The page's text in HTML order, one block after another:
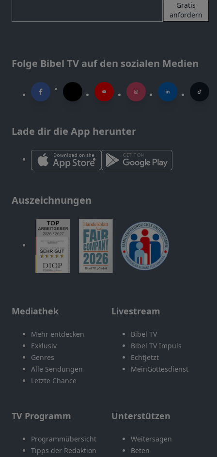
Gratis
anfordern
Folge Bibel TV auf den sozialen Medien
Lade dir die App herunter
Auszeichnungen
Mediathek
Mehr entdecken
Exklusiv
Genres
Alle Sendungen
Letzte Chance
Livestream
Bibel TV
Bibel TV Impuls
EchtJetzt
MeinGottesdienst
TV Programm
Programmübersicht
Tipps der Redaktion
Unterstützen
Weitersagen
Beten